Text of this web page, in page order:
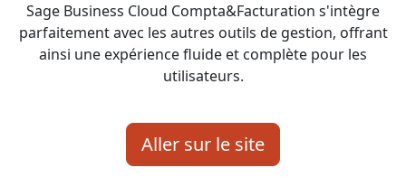
Sage Business Cloud Compta&Facturation s'intègre
parfaitement avec les autres outils de gestion, offrant
ainsi une expérience fluide et complète pour les
utilisateurs.
Aller sur le site